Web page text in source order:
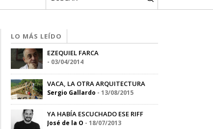
LO MÁS LEÍDO
EZEQUIEL FARCA
- 03/04/2014
VACA, LA OTRA ARQUITECTURA
Sergio Gallardo - 13/08/2015
YA HABÍA ESCUCHADO ESE RIFF
José de la O - 18/07/2013